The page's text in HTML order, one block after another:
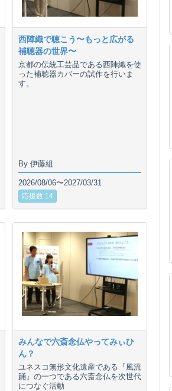
西陣織で聴こう〜もっと広がる
補聴器の世界〜
京都の伝統工芸品である西陣織を使
った補聴器カバーの試作を行いま
す。
By 伊藤組
2026/08/06〜2027/03/31
応援数 14
みんなで六斎念仏やってみぃひ
ん？
ユネスコ無形文化遺産である『風流
踊』の一つである六斎念仏を次世代
につなぐ活動